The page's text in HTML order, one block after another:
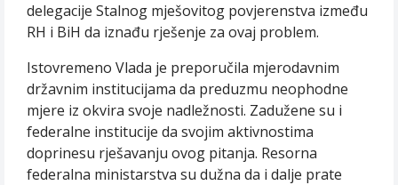
delegacije Stalnog mješovitog povjerenstva između
RH i BiH da iznađu rješenje za ovaj problem.
Istovremeno Vlada je preporučila mjerodavnim
državnim institucijama da preduzmu neophodne
mjere iz okvira svoje nadležnosti. Zadužene su i
federalne institucije da svojim aktivnostima
doprinesu rješavanju ovog pitanja. Resorna
federalna ministarstva su dužna da i dalje prate